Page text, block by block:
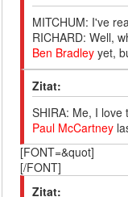
MITCHUM: I've
RICHARD: Well,
Ben Bradley yet,
Zitat:
SHIRA: Me, I love
Paul McCartney
[FONT=&quot]
[/FONT]
Zitat: